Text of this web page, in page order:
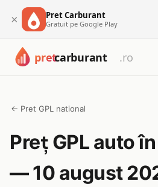
× Pret Carburant
Gratuit pe Google Play
← Pret GPL national
Preț GPL auto în
— 10 august